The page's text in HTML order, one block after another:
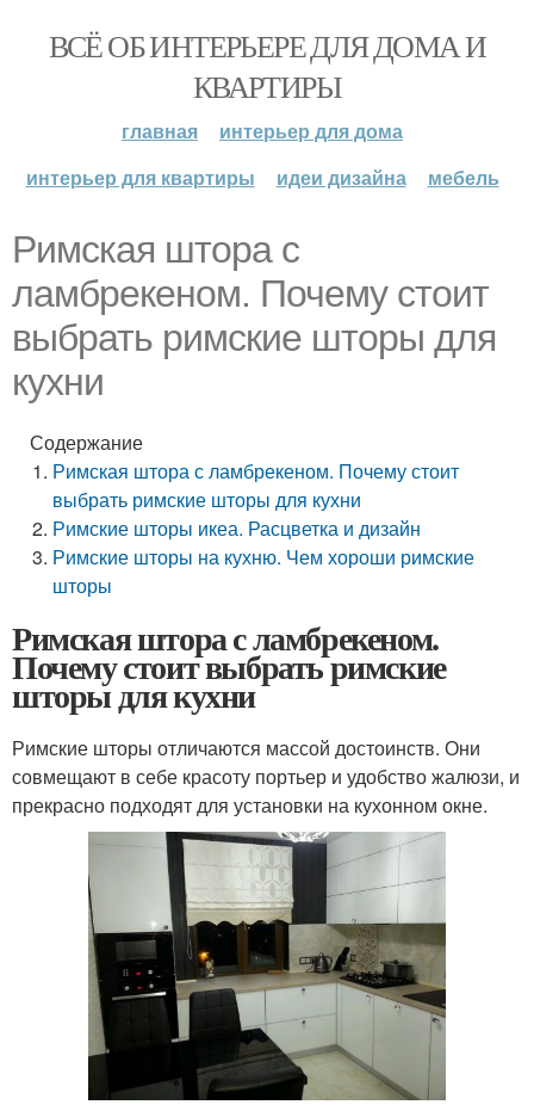
ВСЁ ОБ ИНТЕРЬЕРЕ ДЛЯ ДОМА И
КВАРТИРЫ
главная
интерьер для дома
интерьер для квартиры
идеи дизайна мебель
Римская штора с
ламбрекеном. Почему стоит
выбрать римские шторы для
кухни
Содержание
Римская штора с ламбрекеном. Почему стоит
выбрать римские шторы для кухни
Римские шторы икеа. Расцветка и дизайн
Римские шторы на кухню. Чем хороши римские
шторы
Римская штора с ламбрекеном.
Почему стоит выбрать римские
шторы для кухни
Римские шторы отличаются массой достоинств. Они
совмещают в себе красоту портьер и удобство жалюзи, и
прекрасно подходят для установки на кухонном окне.